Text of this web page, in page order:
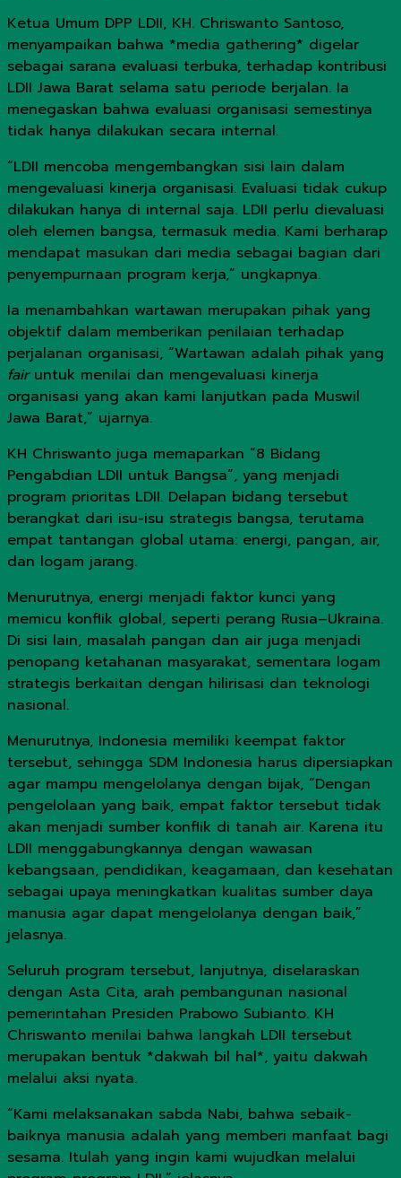
Ketua Umum DPP LDII, KH. Chriswanto Santoso,
menyampaikan bahwa *media gathering* digelar
sebagai sarana evaluasi terbuka, terhadap kontribusi
LDII Jawa Barat selama satu periode berjalan. Ia
menegaskan bahwa evaluasi organisasi semestinya
tidak hanya dilakukan secara internal.
“LDII mencoba mengembangkan sisi lain dalam
mengevaluasi kinerja organisasi. Evaluasi tidak cukup
dilakukan hanya di internal saja. LDII perlu dievaluasi
oleh elemen bangsa, termasuk media. Kami berharap
mendapat masukan dari media sebagai bagian dari
penyempurnaan program kerja,” ungkapnya.
Ia menambahkan wartawan merupakan pihak yang
objektif dalam memberikan penilaian terhadap
perjalanan organisasi, “Wartawan adalah pihak yang
fairuntuk menilai dan mengevaluasi kinerja
organisasi yang akan kami lanjutkan pada Muswil
Jawa Barat,” ujarnya.
KH Chriswanto juga memaparkan “8 Bidang
Pengabdian LDII untuk Bangsa”, yang menjadi
program prioritas LDII. Delapan bidang tersebut
berangkat dari isu-isu strategis bangsa, terutama
empat tantangan global utama: energi, pangan, air,
dan logam jarang.
Menurutnya, energi menjadi faktor kunci yang
memicu konflik global, seperti perang Rusia–Ukraina.
Di sisi lain, masalah pangan dan air juga menjadi
penopang ketahanan masyarakat, sementara logam
strategis berkaitan dengan hilirisasi dan teknologi
nasional.
Menurutnya, Indonesia memiliki keempat faktor
tersebut, sehingga SDM Indonesia harus dipersiapkan
agar mampu mengelolanya dengan bijak, “Dengan
pengelolaan yang baik, empat faktor tersebut tidak
akan menjadi sumber konflik di tanah air. Karena itu
LDII menggabungkannya dengan wawasan
kebangsaan, pendidikan, keagamaan, dan kesehatan
sebagai upaya meningkatkan kualitas sumber daya
manusia agar dapat mengelolanya dengan baik,”
jelasnya.
Seluruh program tersebut, lanjutnya, diselaraskan
dengan Asta Cita, arah pembangunan nasional
pemerintahan Presiden Prabowo Subianto. KH
Chriswanto menilai bahwa langkah LDII tersebut
merupakan bentuk *dakwah bil hal*, yaitu dakwah
melalui aksi nyata.
“Kami melaksanakan sabda Nabi, bahwa sebaik-
baiknya manusia adalah yang memberi manfaat bagi
sesama. Itulah yang ingin kami wujudkan melalui